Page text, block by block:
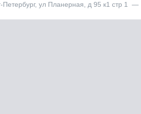
ул Планерная, д 95 к1 стр 1 —